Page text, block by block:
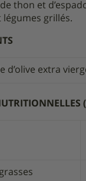
thon et
légumes grillés.
d’olive extra